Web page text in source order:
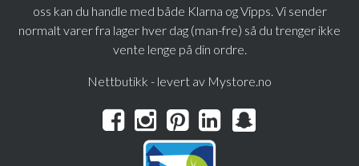
oss kan du handle med både Klarna og Vipps. Vi sender
normalt varer fra lager hver dag (man-fre) så du trenger ikke
vente lenge på din ordre.
Nettbutikk - levert av Mystore.no